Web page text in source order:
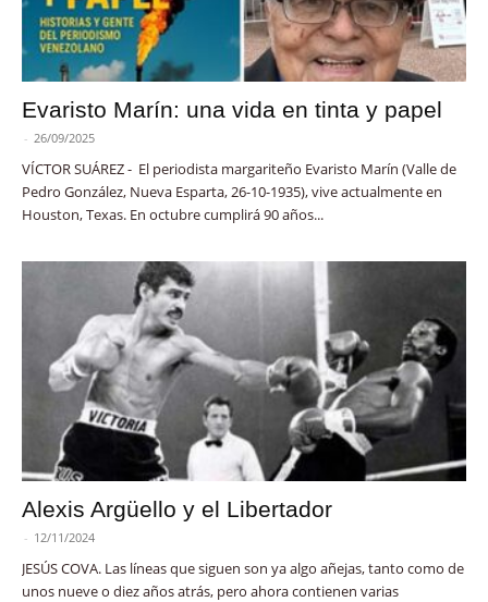
Evaristo Marín: una vida en tinta y papel
- 26/09/2025
VÍCTOR SUÁREZ - El periodista margariteño Evaristo Marín (Valle de
Pedro González, Nueva Esparta, 26-10-1935), vive actualmente en
Houston, Texas. En octubre cumplirá 90 años...
Alexis Argüello y el Libertador
- 12/11/2024
JESÚS COVA. Las líneas que siguen son ya algo añejas, tanto como de
unos nueve o diez años atrás, pero ahora contienen varias